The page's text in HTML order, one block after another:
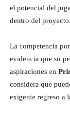
el potencial del
dentro del proyecto.
La competencia
evidencia que su
aspiraciones en
considera que
exigente regreso a